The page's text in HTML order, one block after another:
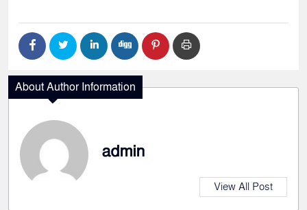
About Author Information
admin
View All Post